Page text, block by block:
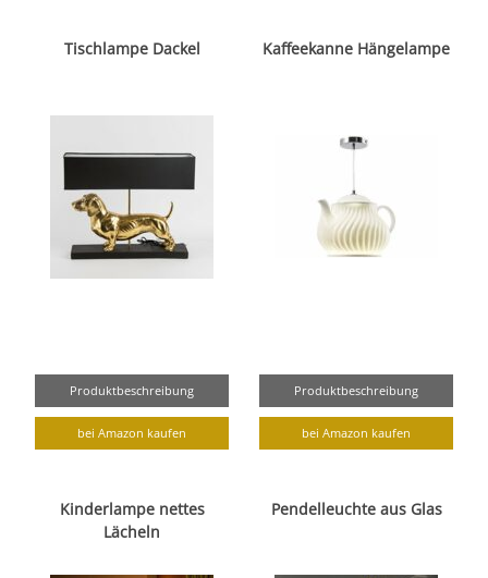
Tischlampe Dackel
Produktbeschreibung
bei Amazon kaufen
Kaffeekanne Hängelampe
Produktbeschreibung
bei Amazon kaufen
Kinderlampe nettes
Lächeln
Pendelleuchte aus Glas